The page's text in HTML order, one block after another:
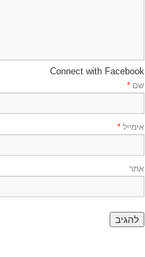
Connect with Facebook
שם *
אימייל *
אתר